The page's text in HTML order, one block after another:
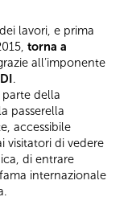
lavori, e prima
torna a
all’imponente
.
della
passerella
accessibile
visitatori di vedere
di entrare
internazionale